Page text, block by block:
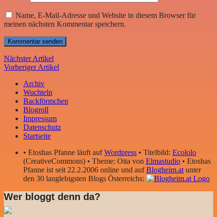
Name, E-Mail-Adresse und Website in diesem Browser für
meinen nächsten Kommentar speichern.
Nächster Artikel
Vorheriger Artikel
Archiv
Wuchteln
Backförmchen
Blogroll
Impressum
Datenschutz
Startseite
• Etoshas Pfanne läuft aufWordpress • Titelbild: Ecololo
(CreativeCommons) • Theme: Oita von Elmastudio • Etoshas
Pfanne ist seit 22.2.2006 online und aufBlogheim.atunter
den 30 langlebigsten Blogs Österreichs:
Wer bloggt denn da?